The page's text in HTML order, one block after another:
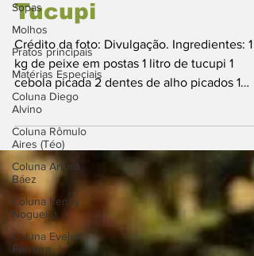
Sopas
Molhos
Pratos principais
Matérias Especiais
Coluna Diego
Alvino
Coluna Rômulo
Aires (Téo)
Coluna Arturo
Báez
Coluna Kenny
Nogueira
Coluna Evelyn
Ferreira
Peixe ao Molho de
Tucupi
Crédito da foto: Divulgação. Ingredientes: 1
kg de peixe em postas 1 litro de tucupi 1
cebola picada 2 dentes de alho picados 1
pimentão...